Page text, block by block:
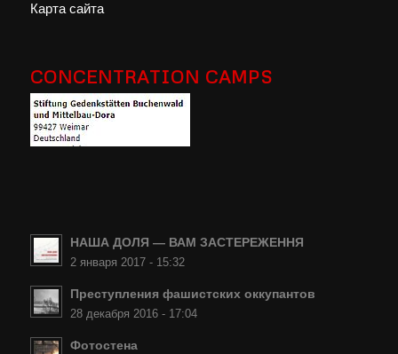
Карта сайта
CONCENTRATION CAMPS
НАША ДОЛЯ — ВАМ ЗАСТЕРЕЖЕННЯ
2 января 2017 - 15:32
Преступления фашистских оккупантов
28 декабря 2016 - 17:04
Фотостена